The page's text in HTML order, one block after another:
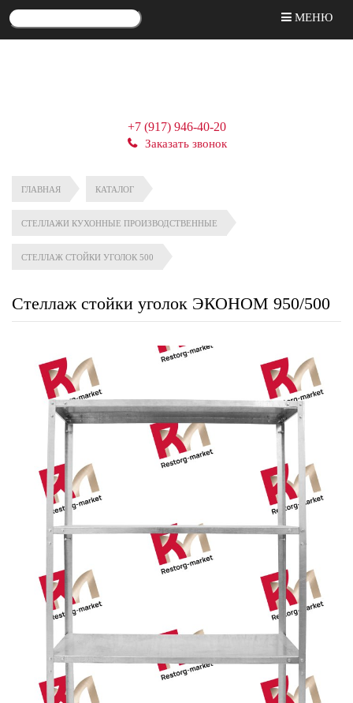
МЕНЮ
+7 (917) 946-40-20
Заказать звонок
ГЛАВНАЯ КАТАЛОГ
СТЕЛЛАЖИ КУХОННЫЕ ПРОИЗВОДСТВЕННЫЕ
СТЕЛЛАЖ СТОЙКИ УГОЛОК 500
Стеллаж стойки уголок ЭКОНОМ 950/500